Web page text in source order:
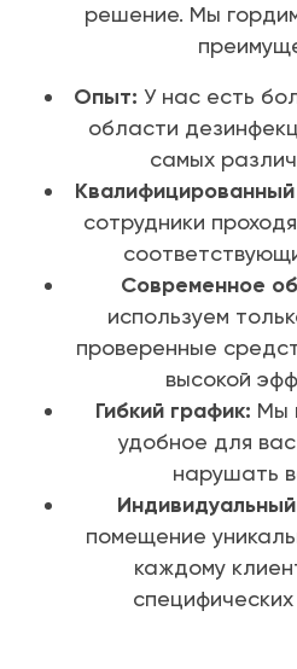
решение. Мы
Опыт: У нас есть
области
самых
сотрудники
Современное
используем
проверенные
высокой
Гибкий график: Мы
удобное для
нарушать
помещение
каждому